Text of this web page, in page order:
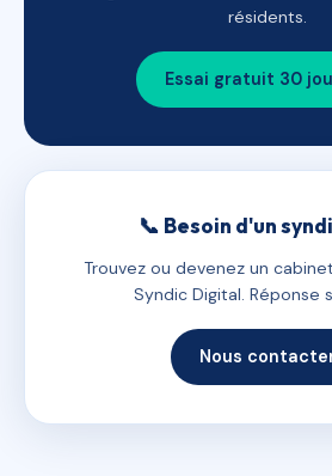
résidents.
Essai gratuit 30
📞 Besoin d'un
Trouvez ou devenez un
Syndic Digital. Réponse
Nous